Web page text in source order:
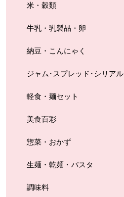
米・穀類
牛乳・乳製品・卵
納豆・こんにゃく
ジャム･スプレッド･シリアル
軽食・麺セット
美食百彩
惣菜・おかず
生麺・乾麺・パスタ
調味料